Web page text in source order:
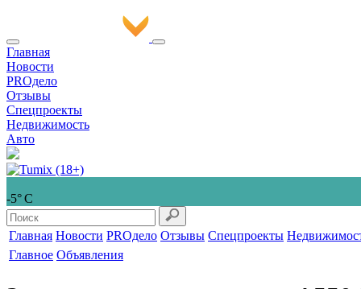
Главная
Новости
PROдело
Отзывы
Спецпроекты
Недвижимость
Авто
-5° С
Главная Новости PROдело Отзывы Спецпроекты
Главное Объявления